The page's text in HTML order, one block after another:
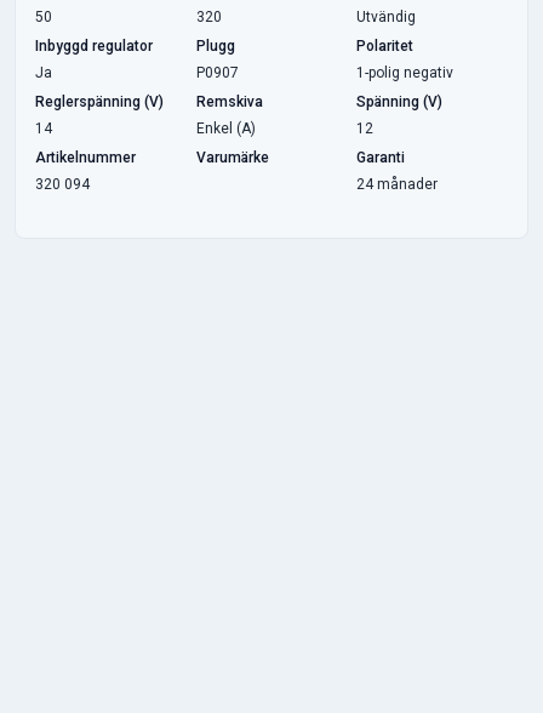
50
320
Utvändig
Inbyggd regulator
Ja
Plugg
P0907
Polaritet
1-polig negativ
Reglerspänning (V)
14
Remskiva
Enkel (A)
Spänning (V)
12
Artikelnummer
320 094
Varumärke
Garanti
24 månader